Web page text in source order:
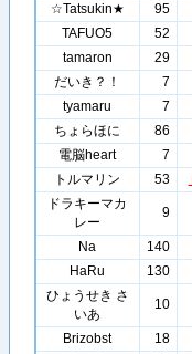
☆Tatsukin★
95
TAFUO5
52
tamaron
29
だいき？！
7
tyamaru
7
ちょらほに
86
電脳heart
7
トルマリン
53
ドラキーマカ
レー
9
Na 140
HaRu
130
ひょうせき さ
いあ
10
Brizobst 18